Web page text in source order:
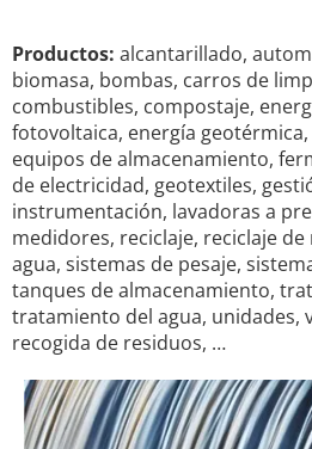
Productos: alcantarillado,
biomasa, bombas, carros de
combustibles, compostaje,
fotovoltaica, energía
equipos de almacenamiento,
de electricidad, geotextiles,
instrumentación, lavadoras a
medidores, reciclaje, reciclaje
agua, sistemas de pesaje,
tanques de almacenamiento,
tratamiento del agua, unidades,
recogida de residuos, …